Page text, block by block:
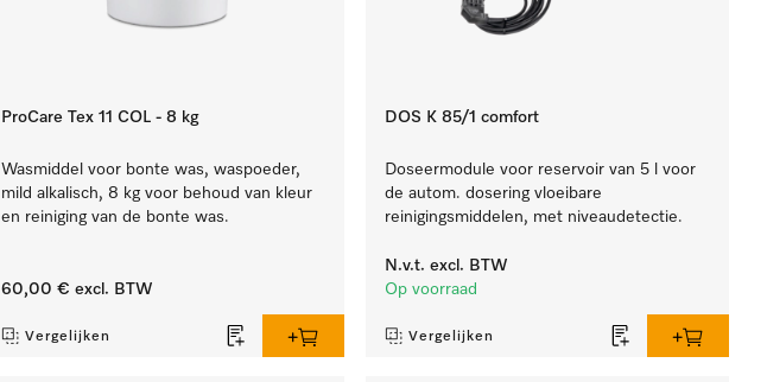
ProCare Tex 11 COL - 8 kg
Wasmiddel voor bonte was, waspoeder,
mild alkalisch, 8 kg voor behoud van kleur
en reiniging van de bonte was.
60,00 € excl. BTW
Vergelijken
DOS K 85/1 comfort
Doseermodule voor reservoir van 5 l voor
de autom. dosering vloeibare
reinigingsmiddelen, met niveaudetectie.
N.v.t. excl. BTW
Op voorraad
Vergelijken